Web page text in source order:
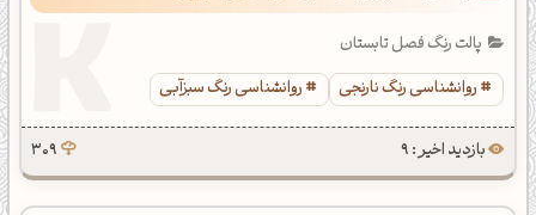
پالت رنگ فصل تابستان
روانشناسی رنگ نارنجی
روانشناسی رنگ سبزآبی
بازدید اخیر : 9 309